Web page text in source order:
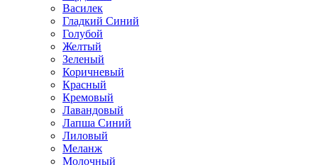
Василек
Гладкий Синий
Голубой
Желтый
Зеленый
Коричневый
Красный
Кремовый
Лавандовый
Лапша Синий
Лиловый
Меланж
Молочный